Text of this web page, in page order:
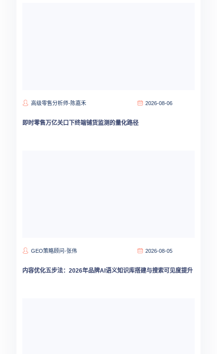
高级零售分析师-陈嘉禾 2026-08-06
即时零售万亿关口下终端铺货监测的量化路径
GEO策略顾问-张伟 2026-08-05
内容优化五步法：2026年品牌AI语义知识库搭建与搜索可见度提升